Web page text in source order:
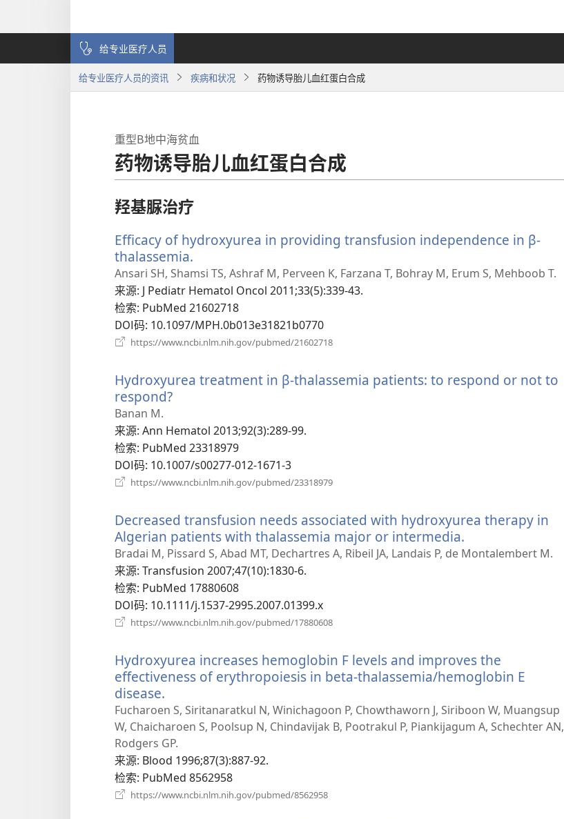
给专业医疗人员
给专业医疗人员的资讯 疾病和状况 药物诱导胎儿血红蛋白合成
重型Β地中海贫血
药物诱导胎儿血红蛋白合成
羟基脲治疗
Efficacy of hydroxyurea in providing transfusion independence in β-
thalassemia.
开
新
窗
口）
Ansari SH, Shamsi TS, Ashraf M, Perveen K, Farzana T, Bohray M, Erum S, Mehboob T.
来源‎: J Pediatr Hematol Oncol 2011;33(5):339-43.
检索‎: PubMed 21602718
DOI码‎: 10.1097/MPH.0b013e31821b0770
https://www.ncbi.nlm.nih.gov/pubmed/21602718
窗
Hydroxyurea treatment in β-thalassemia patients: to respond or not to
respond?
新
窗
口）
Banan M.
来源‎: Ann Hematol 2013;92(3):289-99.
检索‎: PubMed 23318979
DOI码‎: 10.1007/s00277-012-1671-3
https://www.ncbi.nlm.nih.gov/pubmed/23318979
窗
口）
Decreased transfusion needs associated with hydroxyurea therapy in
Algerian patients with thalassemia major or intermedia.
开
Bradai M, Pissard S, Abad MT, Dechartres A, Ribeil JA, Landais P, de Montalembert M.
来源‎: Transfusion 2007;47(10):1830-6.
检索‎: PubMed 17880608
DOI码‎: 10.1111/j.1537-2995.2007.01399.x
https://www.ncbi.nlm.nih.gov/pubmed/17880608
窗
口）
Hydroxyurea increases hemoglobin F levels and improves the
effectiveness of erythropoiesis in beta-thalassemia/hemoglobin E
disease.
开
新
窗
口）
Fucharoen S, Siritanaratkul N, Winichagoon P, Chowthaworn J, Siriboon W, Muangsup
W, Chaicharoen S, Poolsup N, Chindavijak B, Pootrakul P, Piankijagum A, Schechter AN,
Rodgers GP.
来源‎: Blood 1996;87(3):887-92.
检索‎: PubMed 8562958
https://www.ncbi.nlm.nih.gov/pubmed/8562958